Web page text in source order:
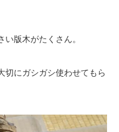
版木がたくさん。
切にガシガシ使わせてもら